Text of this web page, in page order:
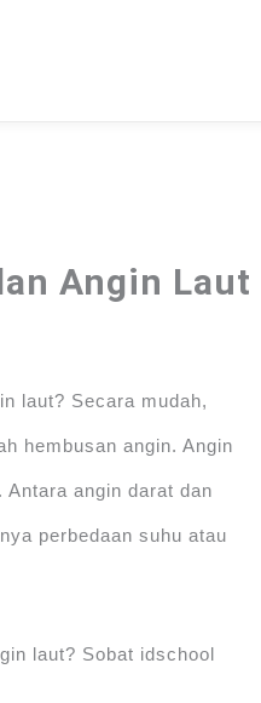
Angin Laut
laut? Secara mudah,
hembusan angin. Angin
angin darat dan
perbedaan suhu atau
laut? Sobat idschool